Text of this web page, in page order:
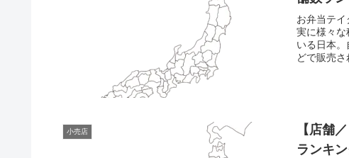
お弁当テ
実に様々
いる日本
どで販売
小売店
【店舗
ランキ